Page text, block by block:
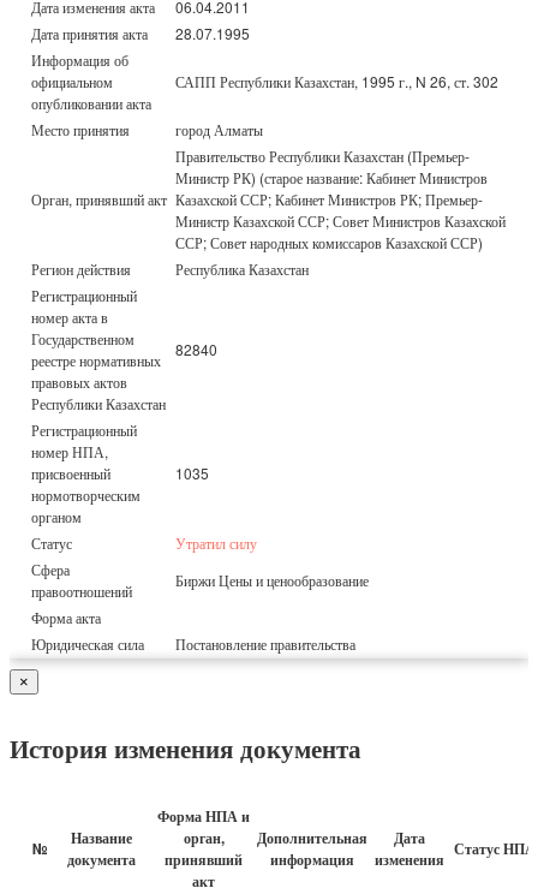
Дата изменения акта
06.04.2011
Дата принятия акта
28.07.1995
Информация об
официальном
опубликовании акта
САПП Республики Казахстан, 1995 г., N 26, ст. 302
Место принятия город Алматы
Орган, принявший акт
Правительство Республики Казахстан (Премьер-
Министр РК) (старое название: Кабинет Министров
Казахской ССР; Кабинет Министров РК; Премьер-
Министр Казахской ССР; Совет Министров Казахской
ССР; Совет народных комиссаров Казахской ССР)
Регион действия
Республика Казахстан
Регистрационный
номер акта в
Государственном
реестре нормативных
правовых актов
Республики Казахстан
82840
Регистрационный
номер НПА,
присвоенный
нормотворческим
органом
1035
Статус
Утратил силу
Сфера
правоотношений
Биржи Цены и ценообразование
Форма акта
Юридическая сила
Постановление правительства
×
История изменения документа
№
Название
документа
Форма НПА и
орган,
принявший
акт
Дополнительная
информация
Дата
изменения Статус НПА